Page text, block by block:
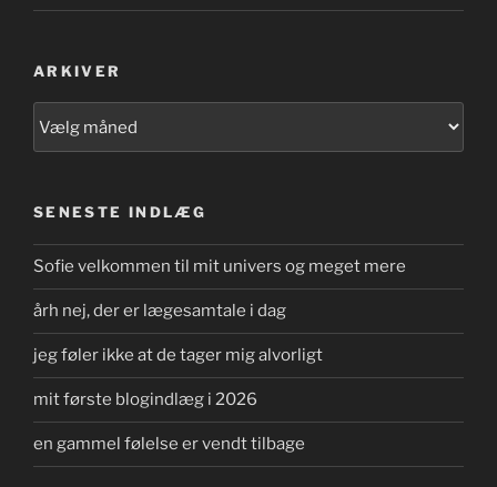
ARKIVER
SENESTE INDLÆG
Sofie velkommen til mit univers og meget mere
årh nej, der er lægesamtale i dag
jeg føler ikke at de tager mig alvorligt
mit første blogindlæg i 2026
en gammel følelse er vendt tilbage